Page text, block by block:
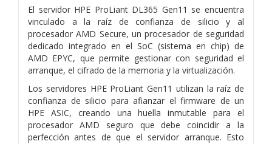
El servidor HPE ProLiant DL365 Gen11 se encuentra
vinculado a la raíz de confianza de silicio y al
procesador AMD Secure, un procesador de seguridad
dedicado integrado en el SoC (sistema en chip) de
AMD EPYC, que permite gestionar con seguridad el
arranque, el cifrado de la memoria y la virtualización.
Los servidores HPE ProLiant Gen11 utilizan la raíz de
confianza de silicio para afianzar el firmware de un
HPE ASIC, creando una huella inmutable para el
procesador AMD seguro que debe coincidir a la
perfección antes de que el servidor arranque. Esto